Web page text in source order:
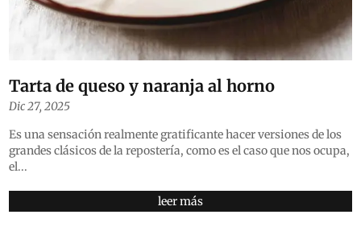
Tarta de queso y naranja al horno
Dic 27, 2025
Es una sensación realmente gratificante hacer versiones de los
grandes clásicos de la repostería, como es el caso que nos ocupa,
el...
leer más